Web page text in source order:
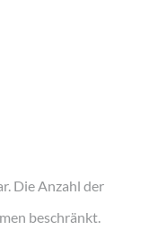
Die Anzahl der
beschränkt.